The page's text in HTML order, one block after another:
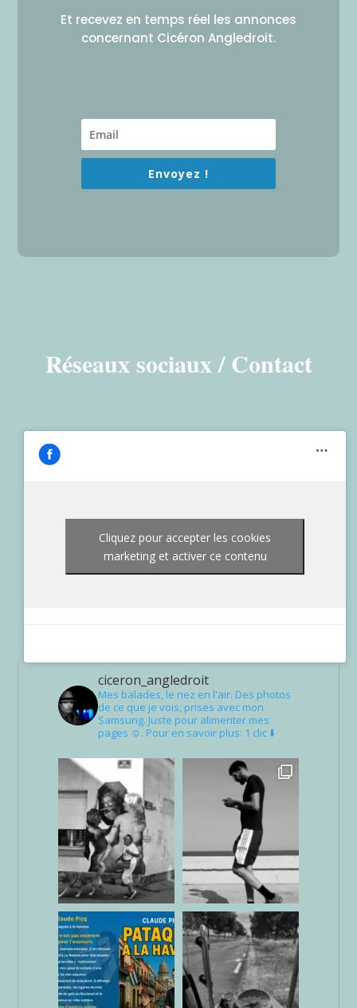
Et recevez en temps réel les annonces
concernant Cicéron Angledroit.
Envoyez !
Réseaux sociaux / Contact
Cliquez pour accepter les cookies
marketing et activer ce contenu
ciceron_angledroit
Mes balades, le nez en l'air. Des photos
de ce que je vois, prises avec mon
Samsung. Juste pour alimenter mes
pages ☺. Pour en savoir plus: 1 clic ⬇️